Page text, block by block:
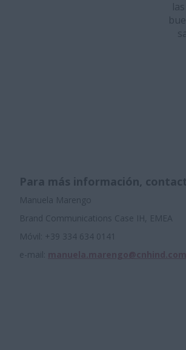
Para más información,
Manuela Marengo
Brand Communications Case IH, EMEA
Móvil: +39 334 634 0141
e-mail: